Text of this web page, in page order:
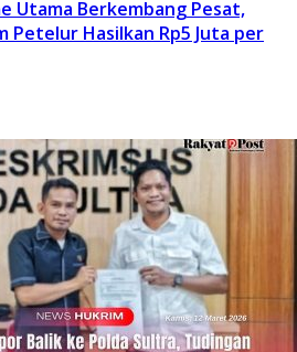
Utama Berkembang Pesat,
Petelur Hasilkan Rp5 Juta per